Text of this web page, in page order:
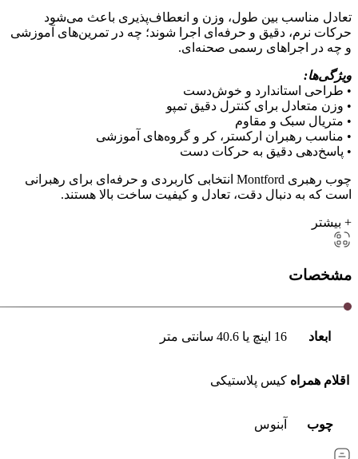
تعادل مناسب بین طول، وزن و انعطاف‌پذیری باعث می‌شود
حرکات نرم، دقیق و حرفه‌ای اجرا شوند؛ چه در تمرین‌های آموزشی
و چه در اجراهای رسمی صحنه‌ای.
ویژگی‌ها:
• طراحی استاندارد و خوش‌دست
• وزن متعادل برای کنترل دقیق تمپو
• متریال سبک و مقاوم
• مناسب رهبران ارکستر، کر و گروه‌های آموزشی
• پاسخ‌دهی دقیق به حرکات دست
چوب رهبری Montford انتخابی کاربردی و حرفه‌ای برای رهبرانی
است که به دنبال دقت، تعادل و کیفیت ساخت بالا هستند.
+ بیشتر
مشخصات
ابعاد 16 اینچ یا 40.6 سانتی متر
اقلام همراه کیس پلاستیکی
چوب آبنوس